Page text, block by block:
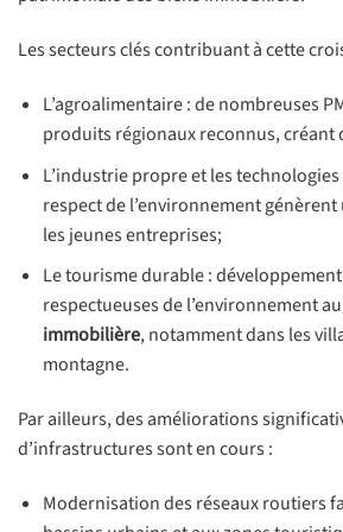
Les secteurs clés contribuant à cette
L’agroalimentaire : de nombreuses
produits régionaux reconnus, créant
L’industrie propre et les
respect de l’environnement
les jeunes entreprises;
Le tourisme durable :
respectueuses de l’environnement
immobilière, notamment dans les
montagne.
Par ailleurs, des améliorations
d’infrastructures sont en cours :
Modernisation des réseaux routiers